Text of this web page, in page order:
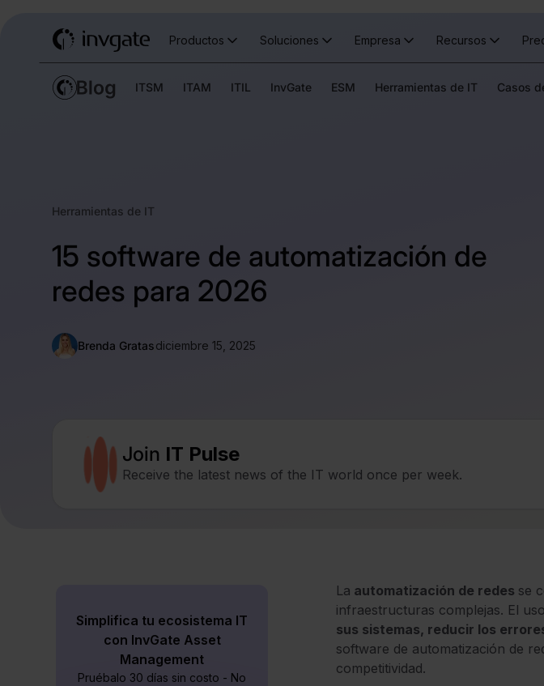
Productos Soluciones Empresa Recursos
ITSM ITAM ITIL InvGate ESM Herramientas de IT Casos
Herramientas de IT
15 software de automatización de
redes para 2026
Brenda Gratasdiciembre 15, 2025
Join IT Pulse
Receive the latest news of the IT world once per week.
Simplifica tu ecosistema IT
con InvGate Asset
Management
Pruébalo 30 días sin costo - No
La automatización de redes se
infraestructuras complejas. El
sus sistemas, reducir los
software de automatización de
competitividad.